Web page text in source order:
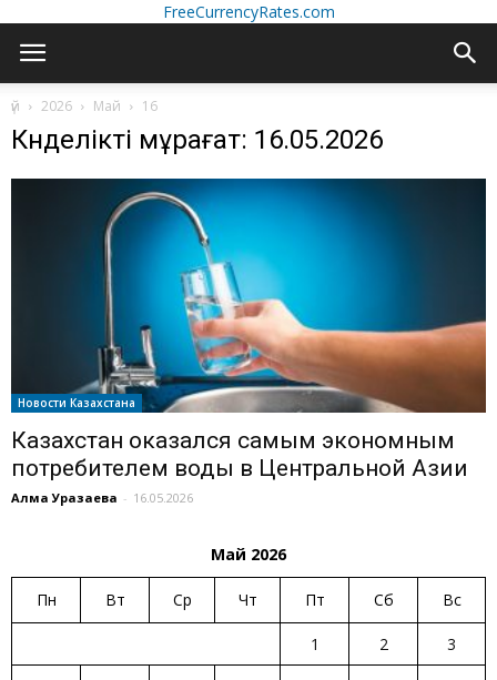
FreeCurrencyRates.com
үй 2026 Май 16
Күнделікті мұрағат: 16.05.2026
Новости Казахстана
Казахстан оказался самым экономным
потребителем воды в Центральной Азии
Алма Уразаева - 16.05.2026
Май 2026
Пн Вт Ср Чт Пт Сб Вс
1 2
3